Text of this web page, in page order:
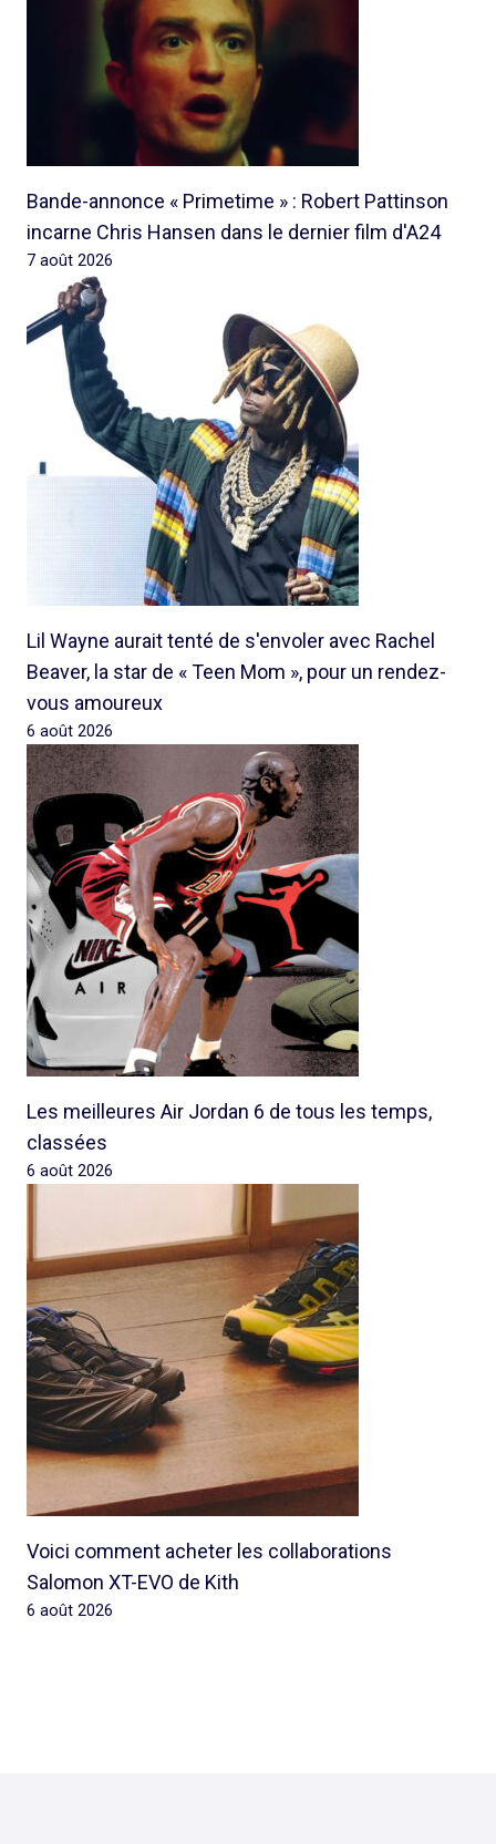
Bande-annonce « Primetime » : Robert Pattinson
incarne Chris Hansen dans le dernier film d'A24
7 août 2026
Lil Wayne aurait tenté de s'envoler avec Rachel
Beaver, la star de « Teen Mom », pour un rendez-
vous amoureux
6 août 2026
Les meilleures Air Jordan 6 de tous les temps,
classées
6 août 2026
Voici comment acheter les collaborations
Salomon XT-EVO de Kith
6 août 2026